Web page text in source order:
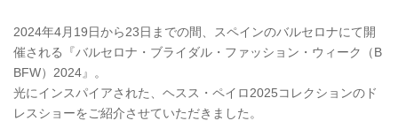
2024年4月19日から23日までの間、スペインのバルセロナにて開
催される『バルセロナ・ブライダル・ファッション・ウィーク（B
BFW）2024』。
光にインスパイアされた、ヘスス・ペイロ2025コレクションのド
レスショーをご紹介させていただきました。